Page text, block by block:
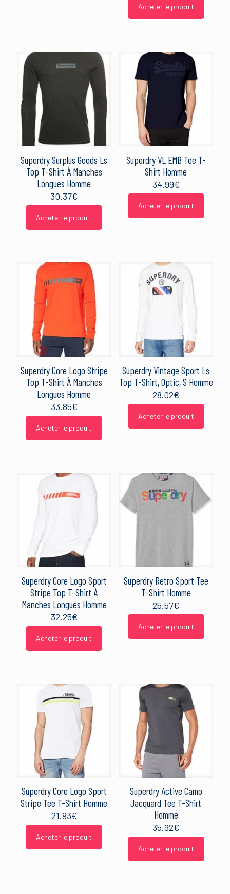
Acheter le produit
Superdry Surplus Goods Ls
Top T-Shirt À Manches
Longues Homme
30.37€
Acheter le produit
Superdry VL EMB Tee T-
Shirt Homme
34.99€
Acheter le produit
Superdry Core Logo Stripe
Top T-Shirt À Manches
Longues Homme
33.85€
Acheter le produit
Superdry Vintage Sport Ls
Top T-Shirt, Optic, S Homme
28.02€
Acheter le produit
Superdry Core Logo Sport
Stripe Top T-Shirt À
Manches Longues Homme
32.25€
Acheter le produit
Superdry Retro Sport Tee
T-Shirt Homme
25.57€
Acheter le produit
Superdry Core Logo Sport
Stripe Tee T-Shirt Homme
21.93€
Acheter le produit
Superdry Active Camo
Jacquard Tee T-Shirt
Homme
35.92€
Acheter le produit